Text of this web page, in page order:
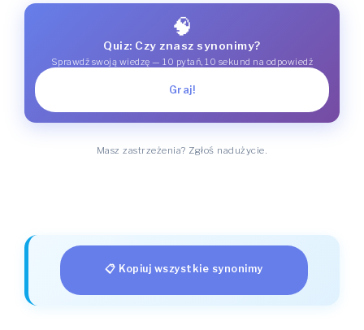
🧠
Quiz: Czy znasz synonimy?
Sprawdź swoją wiedzę — 10 pytań, 10 sekund na odpowiedź
Graj!
Masz zastrzeżenia? Zgłoś nadużycie.
📋 Kopiuj wszystkie synonimy